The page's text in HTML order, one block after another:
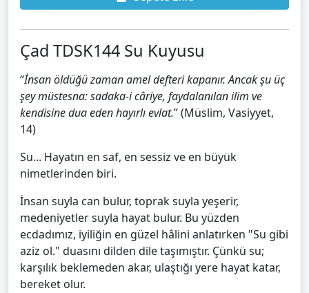
Çad TDSK144 Su Kuyusu
“İnsan öldüğü zaman amel defteri kapanır. Ancak şu üç
şey müstesna: sadaka-i câriye, faydalanılan ilim ve
kendisine dua eden hayırlı evlat.” (Müslim, Vasiyyet,
14)
Su... Hayatın en saf, en sessiz ve en büyük
nimetlerinden biri.
İnsan suyla can bulur, toprak suyla yeşerir,
medeniyetler suyla hayat bulur. Bu yüzden
ecdadımız, iyiliğin en güzel hâlini anlatırken "Su gibi
aziz ol." duasını dilden dile taşımıştır. Çünkü su;
karşılık beklemeden akar, ulaştığı yere hayat katar,
bereket olur.